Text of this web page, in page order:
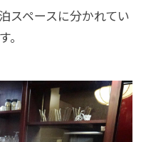
スペースに分かれてい